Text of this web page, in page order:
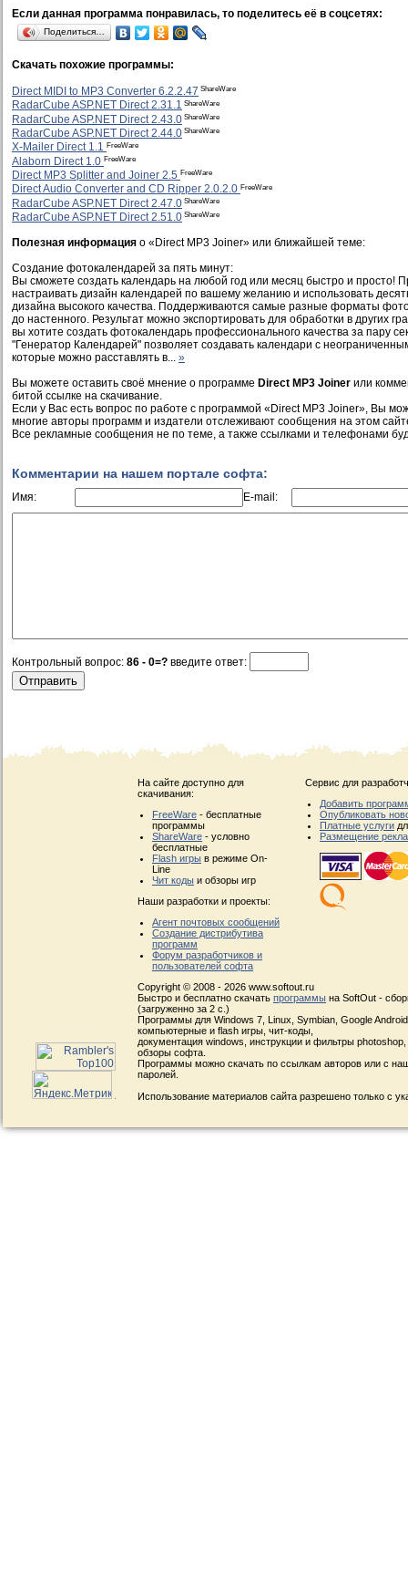
Если данная программа понравилась, то поделитесь её в соцсетях:
Поделиться…
Скачать похожие программы:
Direct MIDI to MP3 Converter 6.2.2.47 ShareWare
RadarCube ASP.NET Direct 2.31.1 ShareWare
RadarCube ASP.NET Direct 2.43.0 ShareWare
RadarCube ASP.NET Direct 2.44.0 ShareWare
X-Mailer Direct 1.1 FreeWare
Alaborn Direct 1.0 FreeWare
Direct MP3 Splitter and Joiner 2.5 FreeWare
Direct Audio Converter and CD Ripper 2.0.2.0 FreeWare
RadarCube ASP.NET Direct 2.47.0 ShareWare
RadarCube ASP.NET Direct 2.51.0 ShareWare
Полезная информация о «Direct MP3 Joiner» или ближайшей теме:
Создание фотокалендарей за пять минут:
Вы сможете создать календарь на любой год или месяц быстро и просто!
настраивать дизайн календарей по вашему желанию и использовать
дизайна высокого качества. Поддерживаются самые разные форматы
до настенного. Результат можно экспортировать для обработки в других
вы хотите создать фотокалендарь профессионального качества за пару
"Генератор Календарей" позволяет создавать календари с
которые можно расставлять в... »
Вы можете оставить своё мнение о программе Direct MP3 Joiner или
битой ссылке на скачивание.
Если у Вас есть вопрос по работе с программой «Direct MP3 Joiner», Вы
многие авторы программ и издатели отслеживают сообщения на этом
Все рекламные сообщения не по теме, а также ссылками и телефонами
Комментарии на нашем портале софта:
Имя: E-mail:
Контрольный вопрос: 86 - 0=? введите ответ:
На сайте доступно для
скачивания:
FreeWare - бесплатные
программы
ShareWare - условно
бесплатные
Flash игры в режиме On-
Line
Чит коды и обзоры игр
Наши разработки и проекты:
Агент почтовых сообщений
Создание дистрибутива
программ
Форум разработчиков и
пользователей софта
Сервис для
Добавить
Опубликовать
Платные услуги
Размещение
Copyright © 2008 - 2026 www.softout.ru
Быстро и бесплатно скачать программы на SoftOut -
(загруженно за 2 с.)
Программы для Windows 7, Linux, Symbian, Google
компьютерные и flash игры, чит-коды,
документация windows, инструкции и фильтры
обзоры софта.
Программы можно скачать по ссылкам авторов или с
паролей.
Использование материалов сайта разрешено только с